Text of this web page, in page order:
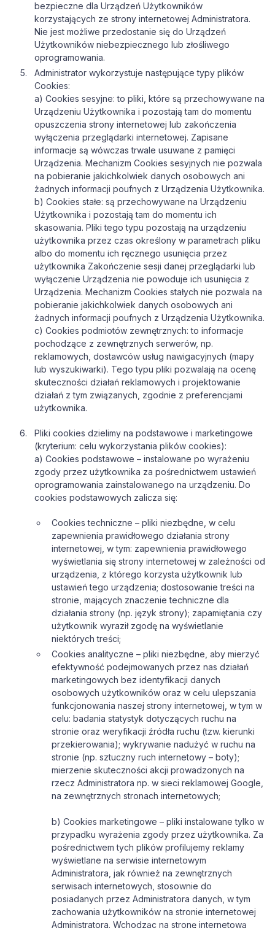
bezpieczne dla Urządzeń Użytkowników
korzystających ze strony internetowej Administratora.
Nie jest możliwe przedostanie się do Urządzeń
Użytkowników niebezpiecznego lub złośliwego
oprogramowania.
Administrator wykorzystuje następujące typy plików
Cookies:
a) Cookies sesyjne: to pliki, które są przechowywane na
Urządzeniu Użytkownika i pozostają tam do momentu
opuszczenia strony internetowej lub zakończenia
wyłączenia przeglądarki internetowej. Zapisane
informacje są wówczas trwale usuwane z pamięci
Urządzenia. Mechanizm Cookies sesyjnych nie pozwala
na pobieranie jakichkolwiek danych osobowych ani
żadnych informacji poufnych z Urządzenia Użytkownika.
b) Cookies stałe: są przechowywane na Urządzeniu
Użytkownika i pozostają tam do momentu ich
skasowania. Pliki tego typu pozostają na urządzeniu
użytkownika przez czas określony w parametrach pliku
albo do momentu ich ręcznego usunięcia przez
użytkownika Zakończenie sesji danej przeglądarki lub
wyłączenie Urządzenia nie powoduje ich usunięcia z
Urządzenia. Mechanizm Cookies stałych nie pozwala na
pobieranie jakichkolwiek danych osobowych ani
żadnych informacji poufnych z Urządzenia Użytkownika.
c) Cookies podmiotów zewnętrznych: to informacje
pochodzące z zewnętrznych serwerów, np.
reklamowych, dostawców usług nawigacyjnych (mapy
lub wyszukiwarki). Tego typu pliki pozwalają na ocenę
skuteczności działań reklamowych i projektowanie
działań z tym związanych, zgodnie z preferencjami
użytkownika.
Pliki cookies dzielimy na podstawowe i marketingowe
(kryterium: celu wykorzystania plików cookies):
a) Cookies podstawowe – instalowane po wyrażeniu
zgody przez użytkownika za pośrednictwem ustawień
oprogramowania zainstalowanego na urządzeniu. Do
cookies podstawowych zalicza się:
Cookies techniczne – pliki niezbędne, w celu
zapewnienia prawidłowego działania strony
internetowej, w tym: zapewnienia prawidłowego
wyświetlania się strony internetowej w zależności od
urządzenia, z którego korzysta użytkownik lub
ustawień tego urządzenia; dostosowanie treści na
stronie, mających znaczenie techniczne dla
działania strony (np. język strony); zapamiętania czy
użytkownik wyraził zgodę na wyświetlanie
niektórych treści;
Cookies analityczne – pliki niezbędne, aby mierzyć
efektywność podejmowanych przez nas działań
marketingowych bez identyfikacji danych
osobowych użytkowników oraz w celu ulepszania
funkcjonowania naszej strony internetowej, w tym w
celu: badania statystyk dotyczących ruchu na
stronie oraz weryfikacji źródła ruchu (tzw. kierunki
przekierowania); wykrywanie nadużyć w ruchu na
stronie (np. sztuczny ruch internetowy – boty);
mierzenie skuteczności akcji prowadzonych na
rzecz Administratora np. w sieci reklamowej Google,
na zewnętrznych stronach internetowych;
b) Cookies marketingowe – pliki instalowane tylko w
przypadku wyrażenia zgody przez użytkownika. Za
pośrednictwem tych plików profilujemy reklamy
wyświetlane na serwisie internetowym
Administratora, jak również na zewnętrznych
serwisach internetowych, stosownie do
posiadanych przez Administratora danych, w tym
zachowania użytkowników na stronie internetowej
Administratora. Wchodząc na stronę internetową